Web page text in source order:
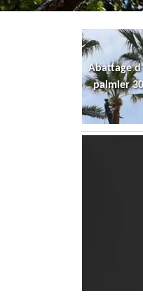
Abattage
palmier